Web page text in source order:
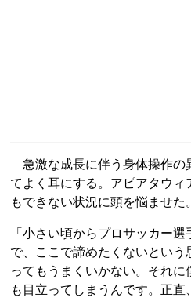
急激な成長に伴う身体操作の
てよく耳にする。アピアタウィ
もできない状況に頭を悩ませた。
「小さい頃からプロサッカー
で、ここで諦めたくないとい
ってもうまくいかない。それに
も目立ってしまうんです。正